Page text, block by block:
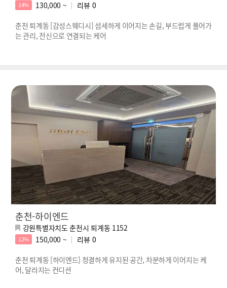
14% 130,000 ~ 리뷰 0
춘천 퇴계동 [감성스웨디시] 섬세하게 이어지는 손길, 부드럽게 풀어가
는 관리, 전신으로 연결되는 케어
춘천-하이엔드
강원특별자치도 춘천시 퇴계동 1152
12% 150,000 ~ 리뷰 0
춘천 퇴계동 [하이엔드] 청결하게 유지된 공간, 차분하게 이어지는 케
어, 달라지는 컨디션